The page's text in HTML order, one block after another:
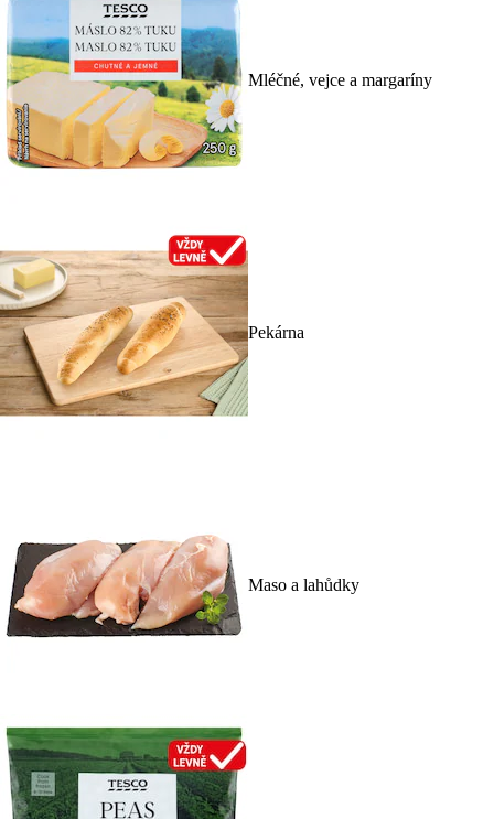
Mléčné, vejce a margaríny
Pekárna
Maso a lahůdky